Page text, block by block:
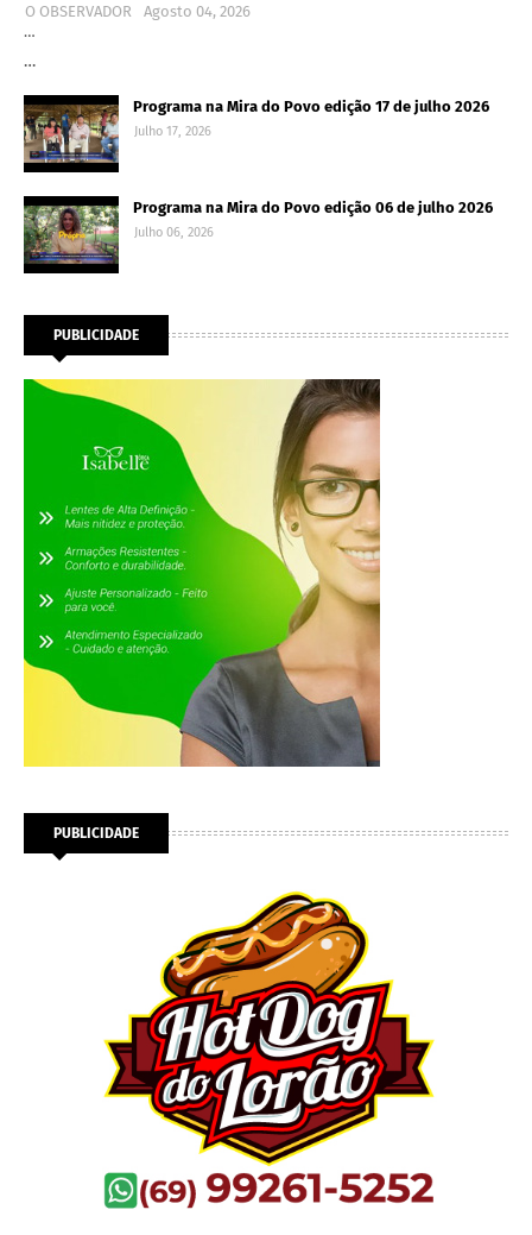
O OBSERVADOR
Agosto 04, 2026
…
…
Programa na Mira do Povo edição 17 de julho 2026
Julho 17, 2026
Programa na Mira do Povo edição 06 de julho 2026
Julho 06, 2026
PUBLICIDADE
PUBLICIDADE